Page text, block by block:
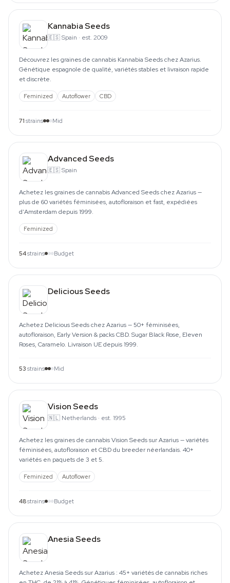
Kannabia Seeds
🇪🇸Spain · est. 2009
Découvrez les graines de cannabis Kannabia Seeds chez Azarius.
Génétique espagnole de qualité, variétés stables et livraison rapide
et discrète.
Feminized Autoflower CBD
71 strains Mid
Advanced Seeds
🇪🇸Spain
Achetez les graines de cannabis Advanced Seeds chez Azarius —
plus de 60 variétés féminisées, autofloraison et fast, expédiées
d'Amsterdam depuis 1999.
Feminized
54strains Budget
Delicious Seeds
Achetez Delicious Seeds chez Azarius — 50+ féminisées,
autofloraison, Early Version & packs CBD. Sugar Black Rose, Eleven
Roses, Caramelo. Livraison UE depuis 1999.
53 strains Mid
Vision Seeds
🇳🇱 Netherlands · est. 1995
Achetez les graines de cannabis Vision Seeds sur Azarius — variétés
féminisées, autofloraison et CBD du breeder néerlandais. 40+
variétés en paquets de 3 et 5.
Feminized Autoflower
48strains Budget
Anesia Seeds
Achetez Anesia Seeds sur Azarius : 45+ variétés de cannabis riches